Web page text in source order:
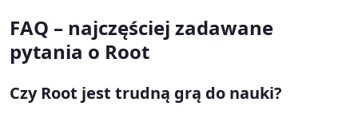
FAQ – najczęściej zadawane
pytania o Root
Czy Root jest trudną grą do nauki?